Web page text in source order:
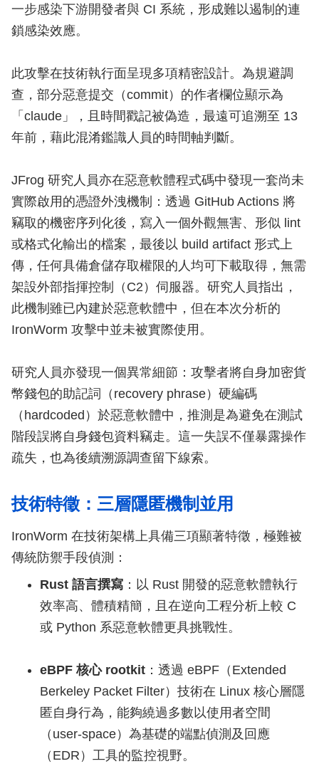
一步感染下游開發者與 CI 系統，形成難以遏制的連
鎖感染效應。
此攻擊在技術執行面呈現多項精密設計。為規避調
查，部分惡意提交（commit）的作者欄位顯示為
「claude」，且時間戳記被偽造，最遠可追溯至 13
年前，藉此混淆鑑識人員的時間軸判斷。
JFrog 研究人員亦在惡意軟體程式碼中發現一套尚未
實際啟用的憑證外洩機制：透過 GitHub Actions 將
竊取的機密序列化後，寫入一個外觀無害、形似 lint
或格式化輸出的檔案，最後以 build artifact 形式上
傳，任何具備倉儲存取權限的人均可下載取得，無需
架設外部指揮控制（C2）伺服器。研究人員指出，
此機制雖已內建於惡意軟體中，但在本次分析的
IronWorm 攻擊中並未被實際使用。
研究人員亦發現一個異常細節：攻擊者將自身加密貨
幣錢包的助記詞（recovery phrase）硬編碼
（hardcoded）於惡意軟體中，推測是為避免在測試
階段誤將自身錢包資料竊走。這一失誤不僅暴露操作
疏失，也為後續溯源調查留下線索。
技術特徵：三層隱匿機制並用
IronWorm 在技術架構上具備三項顯著特徵，極難被
傳統防禦手段偵測：
Rust 語言撰寫：以 Rust 開發的惡意軟體執行
效率高、體積精簡，且在逆向工程分析上較 C
或 Python 系惡意軟體更具挑戰性。
eBPF 核心 rootkit：透過 eBPF（Extended
Berkeley Packet Filter）技術在 Linux 核心層隱
匿自身行為，能夠繞過多數以使用者空間
（user-space）為基礎的端點偵測及回應
（EDR）工具的監控視野。